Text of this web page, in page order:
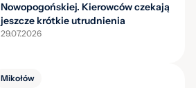
Nowopogońskiej. Kierowców czekają
jeszcze krótkie utrudnienia
29.07.2026
Mikołów